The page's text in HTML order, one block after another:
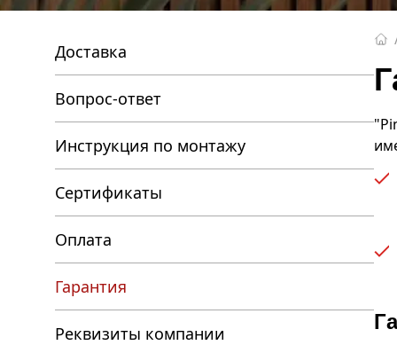
Доставка
Вопрос-ответ
Инструкция по монтажу
Сертификаты
Оплата
Гарантия
Реквизиты компании